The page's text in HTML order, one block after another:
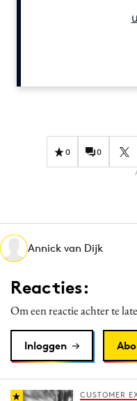
Design
Diversiteit
Effectiviteit
Martech
Media
Merkstrategie
Purpose Marketing
Reputatie & crisis
0 0
Annick van Dijk
Reacties:
Om een reactie achter te
Inloggen
CUSTOMER